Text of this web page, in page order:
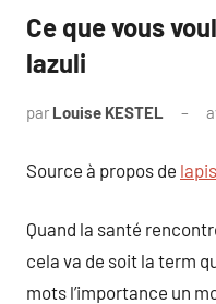
Ce que vous
lazuli
par Louise KESTEL
Source à propos de
Quand la santé
cela va de soit la term
mots l’importance un